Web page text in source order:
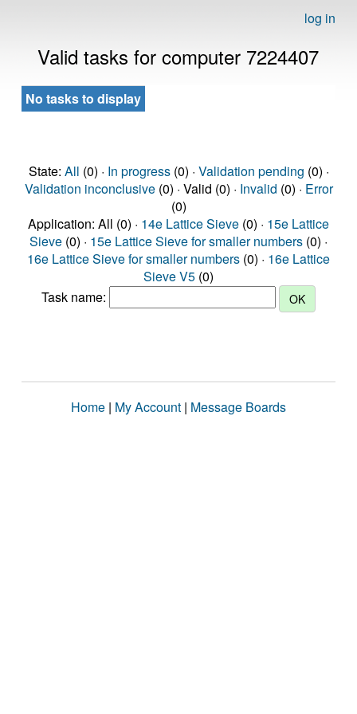
log in
Valid tasks for computer 7224407
No tasks to display
State: All (0) · In progress(0) · Validation pending (0) ·
Validation inconclusive(0) · Valid (0) · Invalid (0) · Error
(0)
Application: All (0) · 14e Lattice Sieve (0) · 15e Lattice
Sieve (0) · 15e Lattice Sieve for smaller numbers (0) ·
16e Lattice Sieve for smaller numbers (0) · 16e Lattice
Sieve V5 (0)
Task name:
Home | My Account | Message Boards